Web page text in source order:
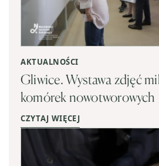
AKTUALNOŚCI
Gliwice. Wystawa zdjęć
komórek nowotworowych
CZYTAJ WIĘCEJ